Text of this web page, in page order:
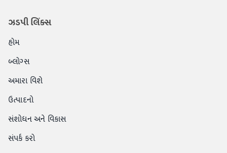
ઝડપી લિંક્સ
હોમ
બ્લોગ્સ
અમારા વિશે
ઉત્પાદનો
સંશોધન અને વિકાસ
સંપર્ક કરો